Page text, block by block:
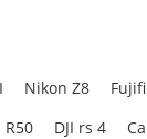
Nikon Z8
R50 DJI rs 4